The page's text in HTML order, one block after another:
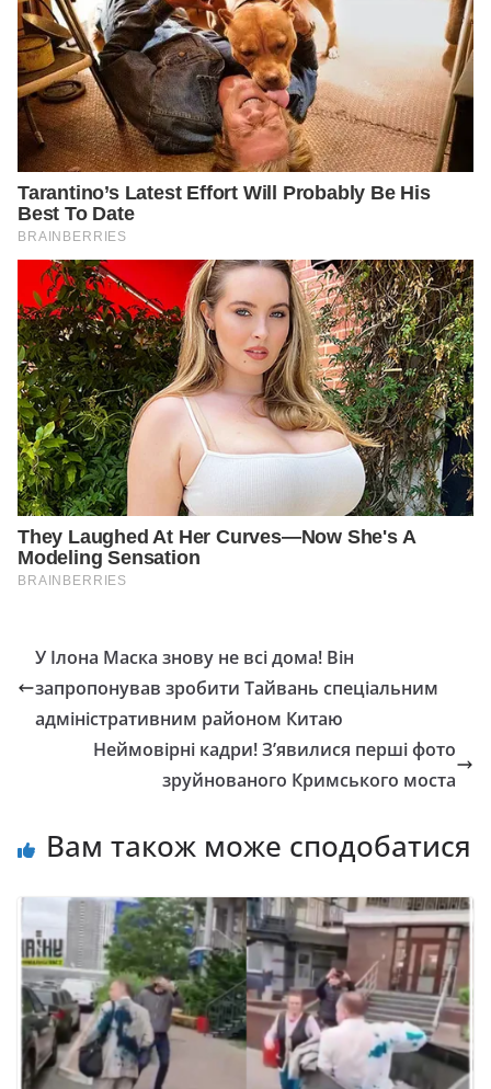
У Ілона Маска знову не всі дома! Він
запропонував зробити Тайвань спеціальним
адміністративним районом Китаю
Неймовірні кадри! З’явилися перші фото
зруйнованого Кримського моста
Вам також може сподобатися